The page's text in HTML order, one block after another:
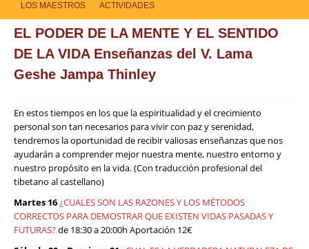
LOS MAESTROS ACTIVIDADES
EL PODER DE LA MENTE Y EL SENTIDO
DE LA VIDA Enseñanzas del V. Lama
Geshe Jampa Thinley
En estos tiempos en los que la espiritualidad y el crecimiento
personal son tan necesarios para vivir con paz y serenidad,
tendremos la oportunidad de recibir valiosas enseñanzas que nos
ayudarán a comprender mejor nuestra mente, nuestro entorno y
nuestro propósito en la vida. (Con traducción profesional del
tibetano al castellano)
Martes 16¿CUALES SON LAS RAZONES Y LOS MÉTODOS
CORRECTOS PARA DEMOSTRAR QUE EXISTEN VIDAS PASADAS Y
FUTURAS?de 18:30 a 20:00h Aportación 12€